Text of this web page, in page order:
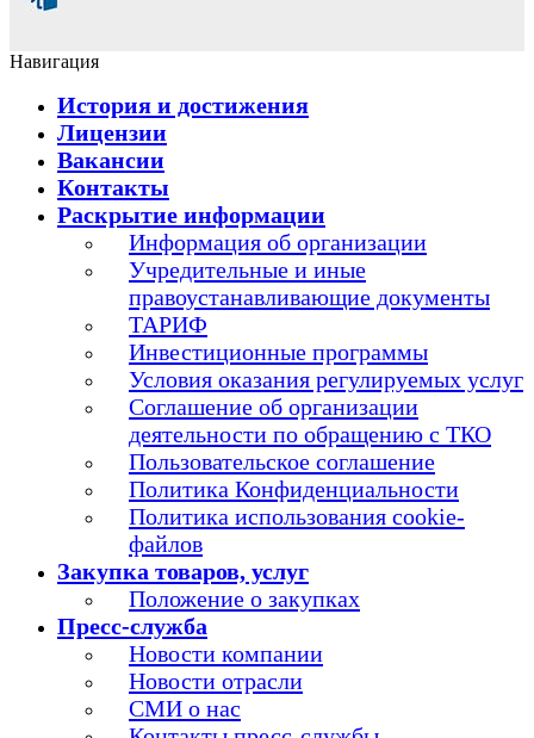
Навигация
История и достижения
Лицензии
Вакансии
Контакты
Раскрытие информации
Информация об организации
Учредительные и иные
правоустанавливающие документы
ТАРИФ
Инвестиционные программы
Условия оказания регулируемых услуг
Соглашение об организации
деятельности по обращению с ТКО
Пользовательское соглашение
Политика Конфиденциальности
Политика использования cookie-
файлов
Закупка товаров, услуг
Положение о закупках
Пресс-служба
Новости компании
Новости отрасли
СМИ о нас